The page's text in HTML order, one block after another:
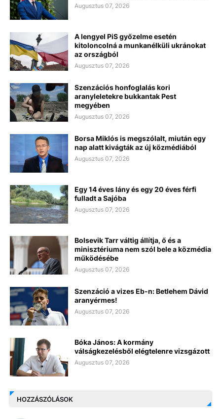
Augusztus 07, 2026
A lengyel PiS győzelme esetén
kitoloncolná a munkanélküli ukránokat
az országból
Augusztus 07, 2026
Szenzációs honfoglalás kori
aranyleletekre bukkantak Pest
megyében
Augusztus 07, 2026
Borsa Miklós is megszólalt, miután egy
nap alatt kivágták az új közmédiából
Augusztus 07, 2026
Egy 14 éves lány és egy 20 éves férfi
fulladt a Sajóba
Augusztus 07, 2026
Bolsevik Tarr váltig állítja, ő és a
minisztériuma nem szól bele a közmédia
működésébe
Augusztus 07, 2026
Szenzáció a vizes Eb-n: Betlehem Dávid
aranyérmes!
Augusztus 07, 2026
Bóka János: A kormány
válságkezelésből elégtelenre vizsgázott
Augusztus 07, 2026
HOZZÁSZÓLÁSOK